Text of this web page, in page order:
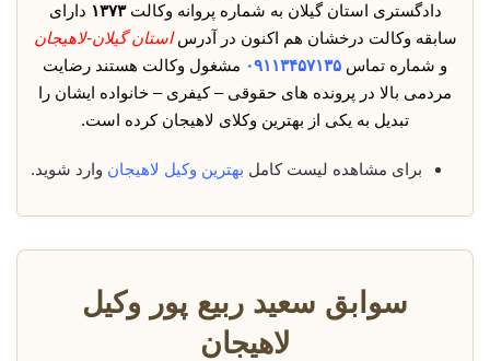
دادگستری استان گیلان به شماره پروانه وکالت۱۳۷۳ دارای
سابقه وکالت درخشان هم اکنون در آدرساستان گیلان-لاهیجان
و شماره تماس ۰۹۱۱۳۴۵۷۱۳۵ مشغول وکالت هستند رضایت
مردمی بالا در پرونده های حقوقی – کیفری – خانواده ایشان را
تبدیل به یکی از بهترین وکلای لاهیجان کرده است.
برای مشاهده لیست کامل بهترین وکیل لاهیجان وارد شوید.
سوابق سعید ربیع پور وکیل
لاهیجان